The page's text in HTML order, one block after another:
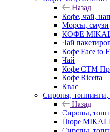
Назад
Кофе, чай,
Морсы, смузи
КОФЕ
Чай
Кофе Face to
Чай
Кофе СТМ
Кофе Ricetta
Квас
Сиропы,
Назад
Сиропы,
Пюре
Сиропы,